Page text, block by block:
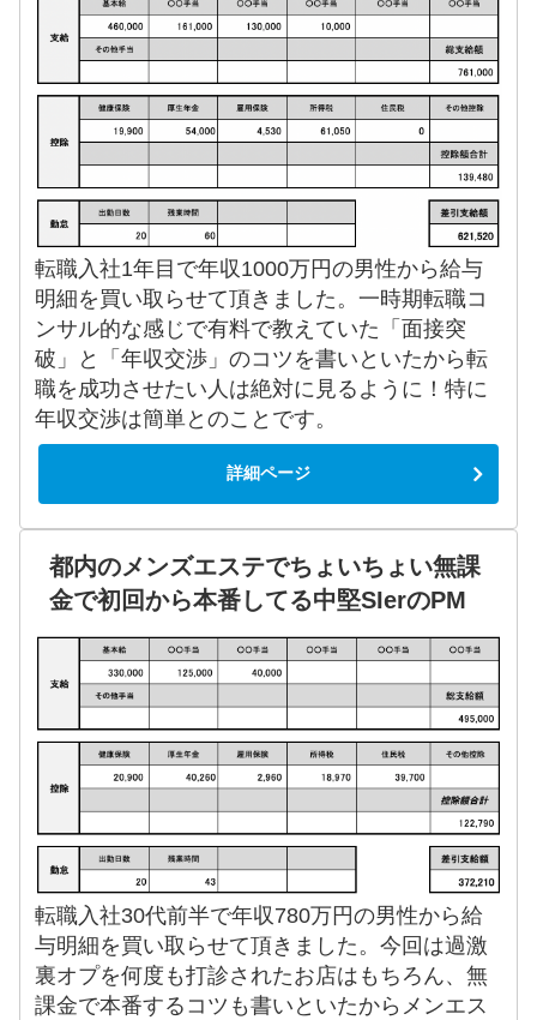
転職入社1年目で年収1000万円の男性から給与
明細を買い取らせて頂きました。一時期転職コ
ンサル的な感じで有料で教えていた「面接突
破」と「年収交渉」のコツを書いといたから転
職を成功させたい人は絶対に見るように！特に
年収交渉は簡単とのことです。
詳細ページ
都内のメンズエステでちょいちょい無課
金で初回から本番してる中堅SIerのPM
転職入社30代前半で年収780万円の男性から給
与明細を買い取らせて頂きました。今回は過激
裏オプを何度も打診されたお店はもちろん、無
課金で本番するコツも書いといたからメンエス